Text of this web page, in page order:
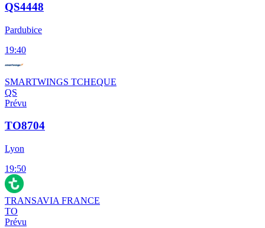
QS4448
Pardubice
19:40
SMARTWINGS TCHEQUE
QS
Prévu
TO8704
Lyon
19:50
TRANSAVIA FRANCE
TO
Prévu